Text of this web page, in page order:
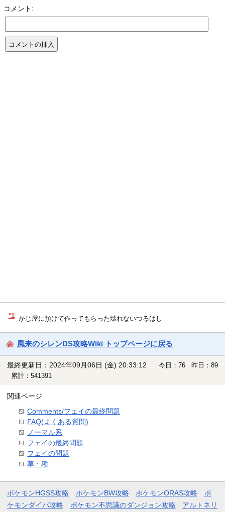
コメント:
*1 かじ屋に預けて作ってもらった壊れないつるはし
風来のシレンDS攻略Wiki トップページに戻る
最終更新日：2024年09月06日 (金) 20:33:12
今日：76 昨日：89
累計：541391
関連ページ
Comments/フェイの最終問題
FAQ(よくある質問)
ノーマル系
フェイの最終問題
フェイの問題
草・種
ポケモンHGSS攻略 ポケモンBW攻略 ポケモンORAS攻略
ポ
ケモンダイパ攻略
ポケモン不思議のダンジョン攻略 アルトネリ